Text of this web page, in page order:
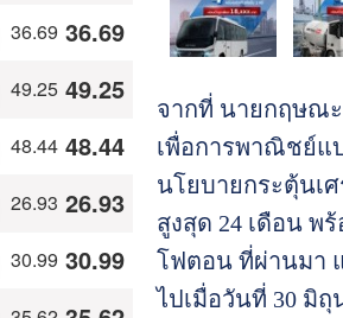
จากที่ นายกฤษณะ
เพื่อการพาณิชย์แ
นโยบายกระตุ้นเ
สูงสุด 24 เดือน
โฟตอน ที่ผ่านมา
ไปเมื่อวันที่ 30 มิถุ